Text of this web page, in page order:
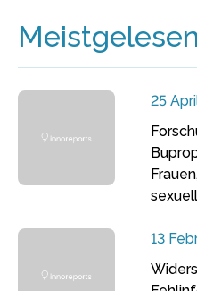
25
13